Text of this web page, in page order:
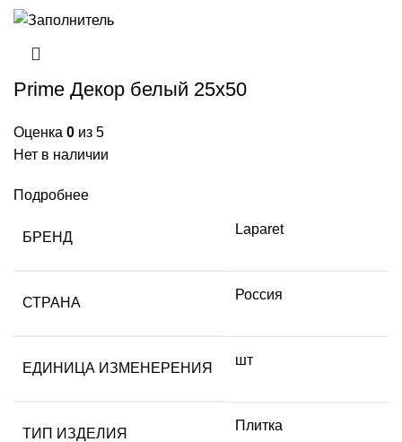
Prime Декор белый 25х50
Оценка 0 из 5
Нет в наличии
Подробнее
БРЕНД
Laparet
СТРАНА
Россия
ЕДИНИЦА ИЗМЕНЕРЕНИЯ
шт
ТИП ИЗДЕЛИЯ
Плитка